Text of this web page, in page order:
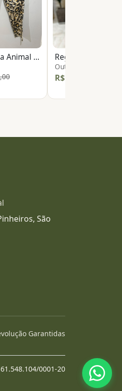
Calça Sarja Animal Print Regata Básica
Outras
R$ 14,90
São
Garantidas
61.548.104/0001-20